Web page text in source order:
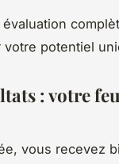
potentiel
: votre
vous recevez